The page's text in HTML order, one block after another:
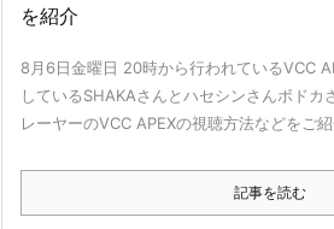
を紹介
8月6日金曜日 20時から行われているVCC
しているSHAKAさんとハセシンさんボドカ
レーヤーのVCC APEXの視聴方法などをご
記事を読む